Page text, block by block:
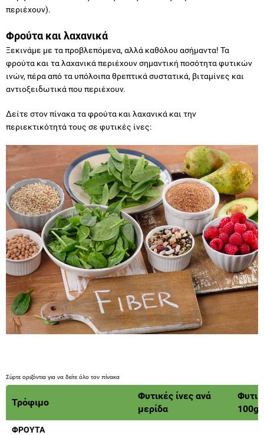
περιέχουν).
Φρούτα και λαχανικά
Ξεκινάμε με τα προβλεπόμενα, αλλά καθόλου ασήμαντα! Τα
φρούτα και τα λαχανικά περιέχουν σημαντική ποσότητα φυτικών
ινών, πέρα από τα υπόλοιπα θρεπτικά συστατικά, βιταμίνες και
αντιοξειδωτικά που περιέχουν.
Δείτε στον πίνακα τα φρούτα και λαχανικά και την
περιεκτικότητά τους σε φυτικές ίνες:
Τρόφιμο
Φυτικές ίνες ανά
μερίδα
100g
ΦΡΟΥΤΑ